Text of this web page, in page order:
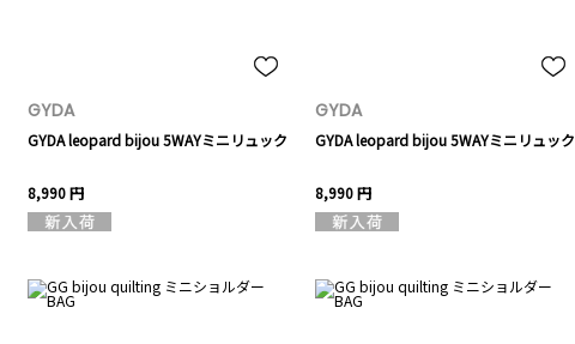
GYDA
GYDA leopard bijou 5WAYミニリュック
8,990 円
GYDA
GYDA leopard bijou 5WAYミニリュック
8,990 円